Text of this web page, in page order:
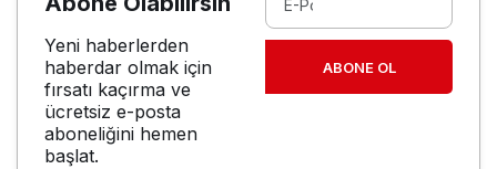
Yeni haberlerden
haberdar olmak için
fırsatı kaçırma ve
ücretsiz e-posta
aboneliğini hemen
başlat.
ABONE OL